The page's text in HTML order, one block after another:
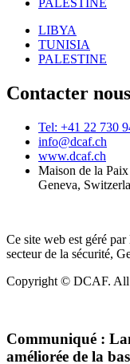
PALESTINE
LIBYA
TUNISIA
PALESTINE
Contacter nous
Tel: +41 22 730
info@dcaf.ch
www.dcaf.ch
Maison de la
Geneva,
Ce site web est géré
secteur de la sécurité,
Copyright © DCAF. All
Communiqué :
améliorée de la